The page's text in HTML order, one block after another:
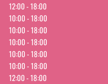
12:00 - 18:00
10:00 - 18:00
10:00 - 18:00
10:00 - 18:00
10:00 - 18:00
10:00 - 18:00
12:00 - 18:00